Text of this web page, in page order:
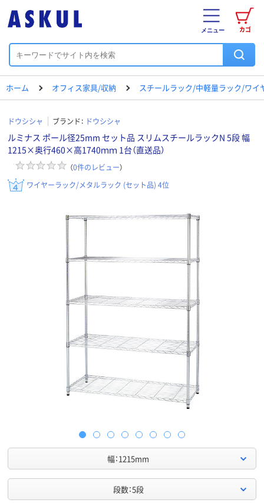
カゴ
メニュー
ホーム オフィス家具/収納 スチールラック/中軽量ラック/ワイ
ドウシシャ ブランド： ドウシシャ
ルミナス ポール径25mm セット品 スリムスチールラックN 5段 幅
1215×奥行460×高1740ｍｍ 1台（直送品）
（0件のレビュー）
ワイヤーラック/メタルラック (セット品) 4位
幅：1215mm
段数：5段